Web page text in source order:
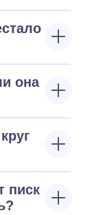
она
писк